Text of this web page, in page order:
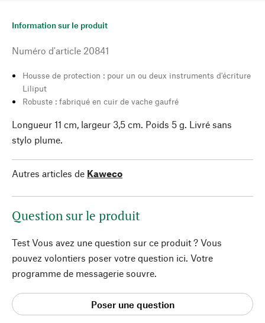
Information sur le produit
Numéro d'article 20841
Housse de protection : pour un ou deux instruments d'écriture
Liliput
Robuste : fabriqué en cuir de vache gaufré
Longueur 11 cm, largeur 3,5 cm. Poids 5 g. Livré sans
stylo plume.
Autres articles de Kaweco
Question sur le produit
Test Vous avez une question sur ce produit ? Vous
pouvez volontiers poser votre question ici. Votre
programme de messagerie souvre.
Poser une question